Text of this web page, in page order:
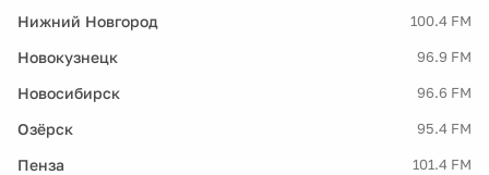
Нижний Новгород 100.4 FM
Новокузнецк 96.9 FM
Новосибирск 96.6 FM
Озёрск 95.4 FM
Пенза 101.4 FM